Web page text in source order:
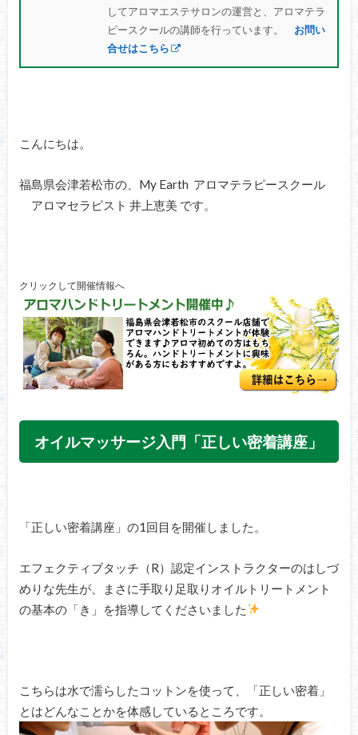
してアロマエステサロンの運営と、アロマテラ
ピースクールの講師を行っています。 お問い
合せはこちら
こんにちは。
福島県会津若松市の、My Earth アロマテラピースクール
アロマセラピスト 井上恵美 です。
クリックして開催情報へ
オイルマッサージ入門「正しい密着講座」
「正しい密着講座」の1回目を開催しました。
エフェクティブタッチ（R）認定インストラクターのはしづ
めりな先生が、まさに手取り足取りオイルトリートメント
の基本の「き」を指導してくださいました
こちらは水で濡らしたコットンを使って、「正しい密着」
とはどんなことかを体感しているところです。